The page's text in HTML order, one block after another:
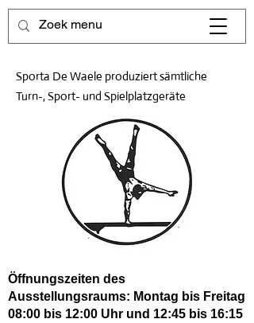
Sporta De Waele produziert sämtliche
Turn-, Sport- und Spielplatzgeräte
Öffnungszeiten des
Ausstellungsraums: Montag bis Freitag
08:00 bis 12:00 Uhr und 12:45 bis 16:15